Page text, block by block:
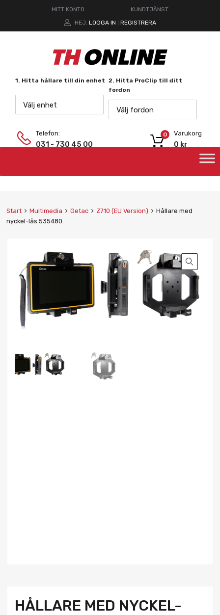
MITT KONTO
KUNDTJÄNST
HEJ. LOGGA IN REGISTRERA
1. Hitta hållare till din enhet
Välj enhet
2. Hitta ProClip till ditt
fordon
Välj fordon
Telefon:
031 - 730 45 00
Varukorg
0 kr
0
Start Multimedia Getac Z710 (EU Version)
Hållare med
nyckel-lås 535480
HÅLLARE MED NYCKEL-